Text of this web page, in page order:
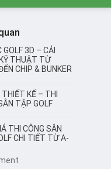
GOLF 3D – CẢI
THUẬT TỪ
CHIP & BUNKER
KẾ – THI
TẬP GOLF
THI CÔNG SÂN
CHI TIẾT TỪ A-